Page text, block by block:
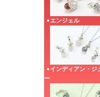
エンジェル
インディアン・ジ
ー